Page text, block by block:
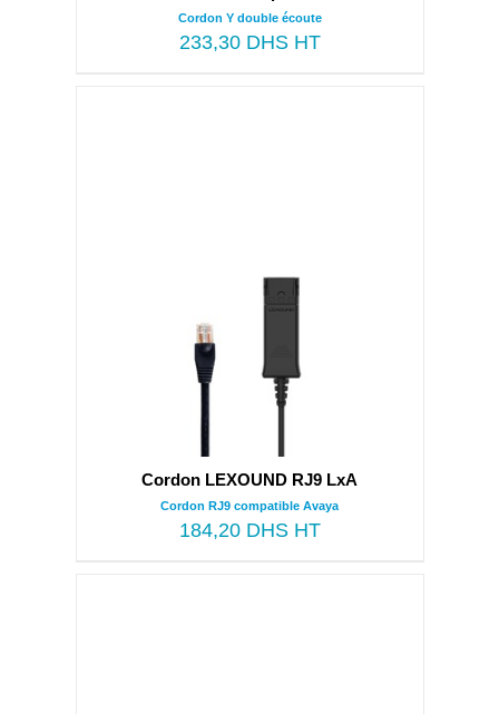
Cordon Y double écoute
233,30DHS HT
Cordon LEXOUND RJ9 LxA
Cordon RJ9 compatible Avaya
184,20DHS HT